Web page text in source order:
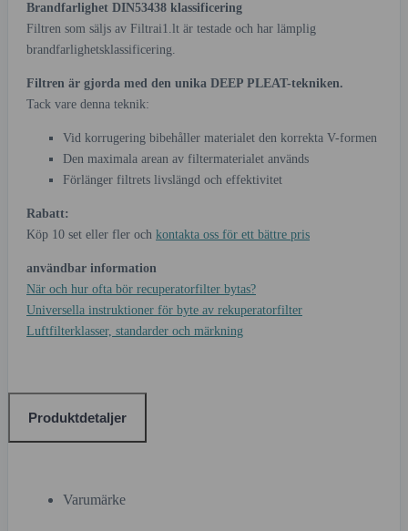
Brandfarlighet DIN53438 klassificering
Filtren som säljs av Filtrai1.lt är testade och har lämplig
brandfarlighetsklassificering.
Filtren är gjorda med den unika DEEP PLEAT-tekniken.
Tack vare denna teknik:
Vid korrugering bibehåller materialet den korrekta V-formen
Den maximala arean av filtermaterialet används
Förlänger filtrets livslängd och effektivitet
Rabatt:
Köp 10 set eller fler och kontakta oss för ett bättre pris
användbar information
När och hur ofta bör recuperatorfilter bytas?
Universella instruktioner för byte av rekuperatorfilter
Luftfilterklasser, standarder och märkning
Produktdetaljer
Varumärke